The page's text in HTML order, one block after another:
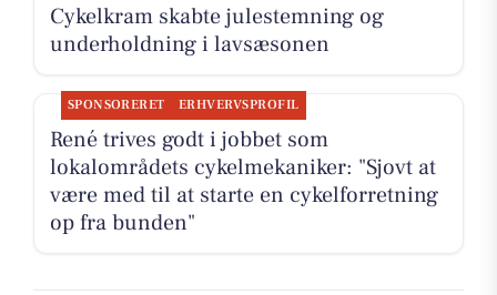
Cykelkram skabte julestemning og
underholdning i lavsæsonen
SPONSORERET ERHVERVSPROFIL
René trives godt i jobbet som
lokalområdets cykelmekaniker: "Sjovt at
være med til at starte en cykelforretning
op fra bunden"